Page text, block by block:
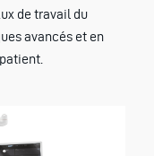
de travail du
avancés et en